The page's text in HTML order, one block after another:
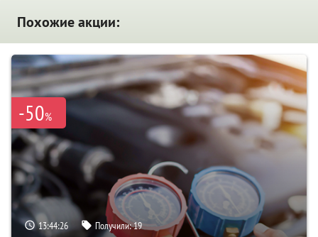
Похожие акции:
-50%
13:44:25 Получили:19